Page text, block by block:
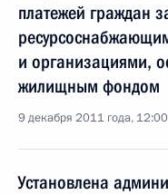
платежей граждан
и организациями,
жилищным фондом
9 декабря 2011 года, 12:00
Установлена